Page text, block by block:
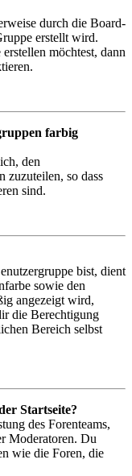
durch die Board-
erstellt wird.
möchtest, dann
farbig
den
zuzuteilen, so dass
sind.
bist, dient
sowie den
angezeigt wird,
die Berechtigung
Bereich selbst
Startseite?
des Forenteams,
Moderatoren. Du
wie die Foren, die